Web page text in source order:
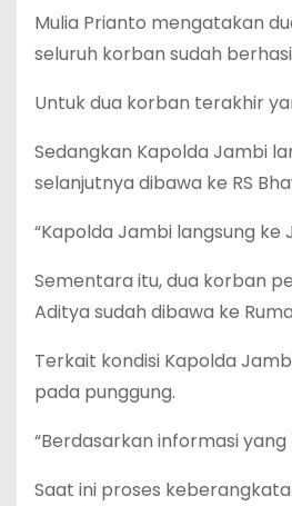
Mulia Prianto mengatakan
seluruh korban sudah
Untuk dua korban terakhir
Sedangkan Kapolda Jambi
selanjutnya dibawa ke RS
“Kapolda Jambi langsung ke
Sementara itu, dua korban
Aditya sudah dibawa ke
Terkait kondisi Kapolda
pada punggung.
“Berdasarkan informasi
Saat ini proses